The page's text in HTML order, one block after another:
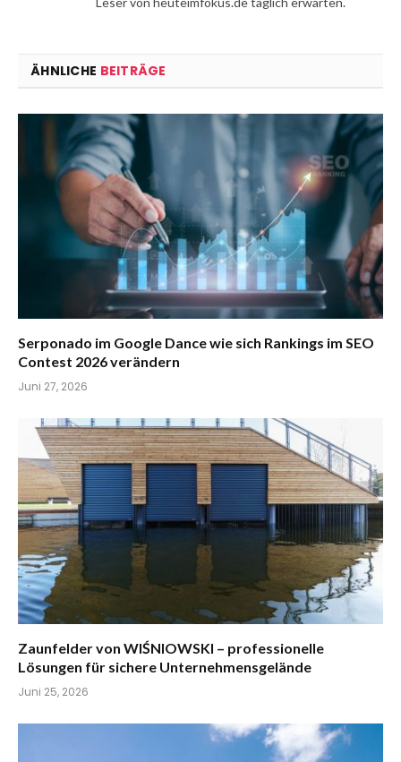
ÄHNLICHE BEITRÄGE
Serponado im Google Dance wie sich Rankings im SEO
Contest 2026 verändern
Juni 27, 2026
Zaunfelder von WIŚNIOWSKI – professionelle
Lösungen für sichere Unternehmensgelände
Juni 25, 2026